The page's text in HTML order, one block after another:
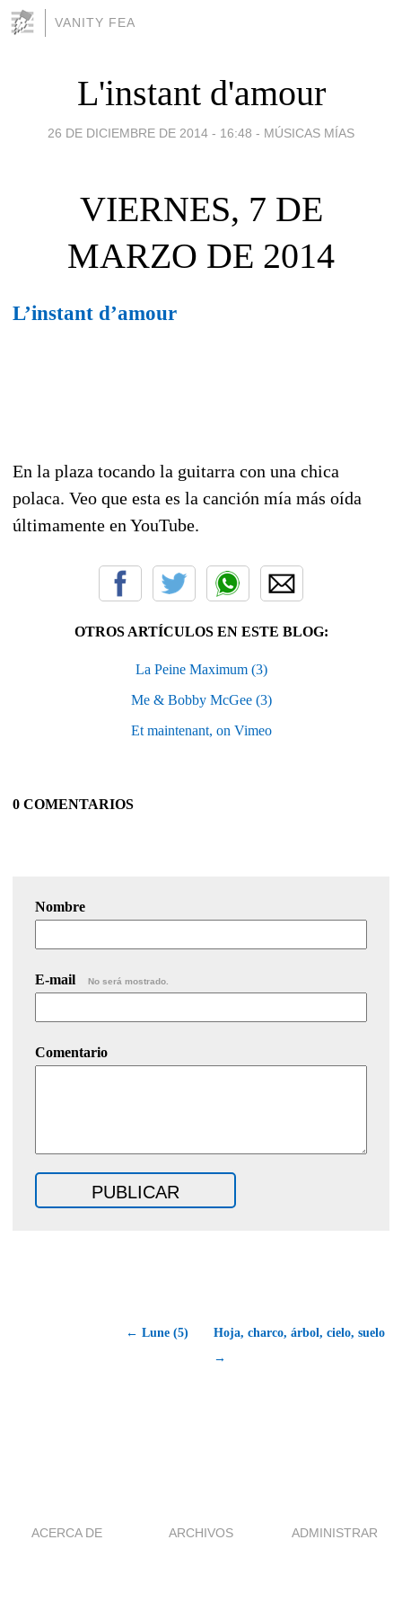
VANITY FEA
L'instant d'amour
26 DE DICIEMBRE DE 2014 - 16:48 - MÚSICAS MÍAS
VIERNES, 7 DE
MARZO DE 2014
L’instant d’amour
En la plaza tocando la guitarra con una chica
polaca. Veo que esta es la canción mía más oída
últimamente en YouTube.
OTROS ARTÍCULOS EN ESTE BLOG:
La Peine Maximum (3)
Me & Bobby McGee (3)
Et maintenant, on Vimeo
0 COMENTARIOS
Nombre
E-mail No será mostrado.
Comentario
← Lune (5)
Hoja, charco, árbol, cielo, suelo
→
ACERCA DE ARCHIVOS ADMINISTRAR